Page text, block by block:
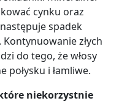
cynku oraz
spadek
złych
do tego, że włosy
połysku i łamliwe.
niekorzystnie